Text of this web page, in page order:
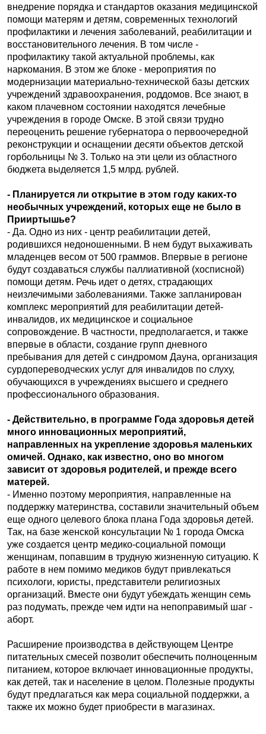
внедрение порядка и стандартов оказания медицинской
помощи матерям и детям, современных технологий
профилактики и лечения заболеваний, реабилитации и
восстановительного лечения. В том числе -
профилактику такой актуальной проблемы, как
наркомания. В этом же блоке - мероприятия по
модернизации материально-технической базы детских
учреждений здравоохранения, роддомов. Все знают, в
каком плачевном состоянии находятся лечебные
учреждения в городе Омске. В этой связи трудно
переоценить решение губернатора о первоочередной
реконструкции и оснащении десяти объектов детской
горбольницы № 3. Только на эти цели из областного
бюджета выделяется 1,5 млрд. рублей.
- Планируется ли открытие в этом году каких-то
необычных учреждений, которых еще не было в
Прииртышье?
- Да. Одно из них - центр реабилитации детей,
родившихся недоношенными. В нем будут выхаживать
младенцев весом от 500 граммов. Впервые в регионе
будут создаваться службы паллиативной (хосписной)
помощи детям. Речь идет о детях, страдающих
неизлечимыми заболеваниями. Также запланирован
комплекс мероприятий для реабилитации детей-
инвалидов, их медицинское и социальное
сопровождение. В частности, предполагается, и также
впервые в области, создание групп дневного
пребывания для детей с синдромом Дауна, организация
сурдопереводческих услуг для инвалидов по слуху,
обучающихся в учреждениях высшего и среднего
профессионального образования.
- Действительно, в программе Года здоровья детей
много инновационных мероприятий,
направленных на укрепление здоровья маленьких
омичей. Однако, как известно, оно во многом
зависит от здоровья родителей, и прежде всего
матерей.
- Именно поэтому мероприятия, направленные на
поддержку материнства, составили значительный объем
еще одного целевого блока плана Года здоровья детей.
Так, на базе женской консультации № 1 города Омска
уже создается центр медико-социальной помощи
женщинам, попавшим в трудную жизненную ситуацию. К
работе в нем помимо медиков будут привлекаться
психологи, юристы, представители религиозных
организаций. Вместе они будут убеждать женщин семь
раз подумать, прежде чем идти на непоправимый шаг -
аборт.
Расширение производства в действующем Центре
питательных смесей позволит обеспечить полноценным
питанием, которое включает инновационные продукты,
как детей, так и население в целом. Полезные продукты
будут предлагаться как мера социальной поддержки, а
также их можно будет приобрести в магазинах.